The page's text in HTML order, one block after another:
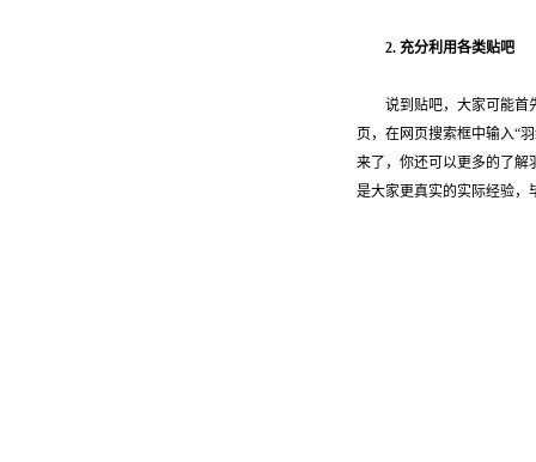
2. 充分利用各类贴吧
说到贴吧，大家可能首先
页，在网页搜索框中输入“
来了，你还可以更多的了解
是大家更真实的实际经验，